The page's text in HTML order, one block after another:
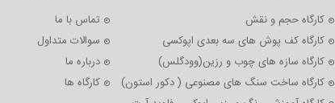
کارگاه حجم و نقش
کارگاه کف پوش های سه بعدی اپوکسی
کارگاه سازه های چوب و رزین(وودگلس)
کارگاه ساخت سنگ های مصنوعی ( دکور استون)
تماس با ما
سوالات متداول
درباره ما
کارگاه ها